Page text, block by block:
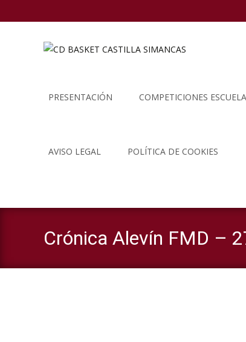
PRESENTACIÓN COMPETICIONES ESCUELA
AVISO LEGAL POLÍTICA DE COOKIES
Crónica Alevín FMD –